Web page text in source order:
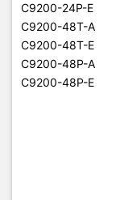
C9200-24P-E
C9200-48T-A
C9200-48T-E
C9200-48P-A
C9200-48P-E